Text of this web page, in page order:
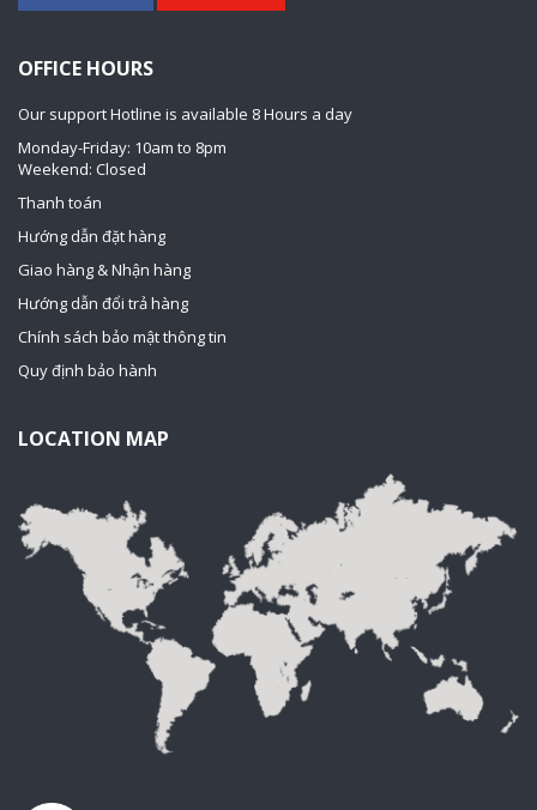
OFFICE HOURS
Our support Hotline is available 8 Hours a day
Monday-Friday: 10am to 8pm
Weekend: Closed
Thanh toán
Hướng dẫn đặt hàng
Giao hàng & Nhận hàng
Hướng dẫn đổi trả hàng
Chính sách bảo mật thông tin
Quy định bảo hành
LOCATION MAP